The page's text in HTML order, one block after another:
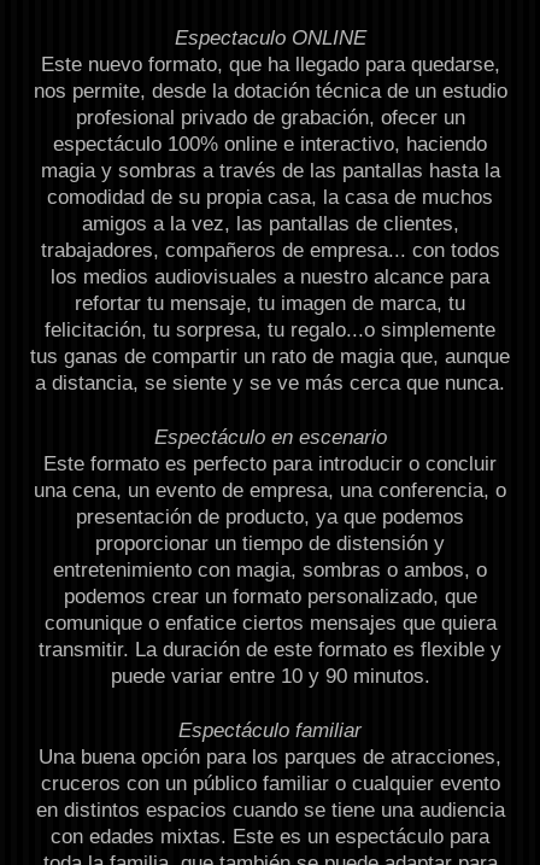
Espectaculo ONLINE
Este nuevo formato, que ha llegado para quedarse,
nos permite, desde la dotación técnica de un estudio
profesional privado de grabación, ofecer un
espectáculo 100% online e interactivo, haciendo
magia y sombras a través de las pantallas hasta la
comodidad de su propia casa, la casa de muchos
amigos a la vez, las pantallas de clientes,
trabajadores, compañeros de empresa... con todos
los medios audiovisuales a nuestro alcance para
refortar tu mensaje, tu imagen de marca, tu
felicitación, tu sorpresa, tu regalo...o simplemente
tus ganas de compartir un rato de magia que, aunque
a distancia, se siente y se ve más cerca que nunca.
Espectáculo en escenario
Este formato es perfecto para introducir o concluir
una cena, un evento de empresa, una conferencia, o
presentación de producto, ya que podemos
proporcionar un tiempo de distensión y
entretenimiento con magia, sombras o ambos, o
podemos crear un formato personalizado, que
comunique o enfatice ciertos mensajes que quiera
transmitir. La duración de este formato es flexible y
puede variar entre 10 y 90 minutos.
Espectáculo familiar
Una buena opción para los parques de atracciones,
cruceros con un público familiar o cualquier evento
en distintos espacios cuando se tiene una audiencia
con edades mixtas. Este es un espectáculo para